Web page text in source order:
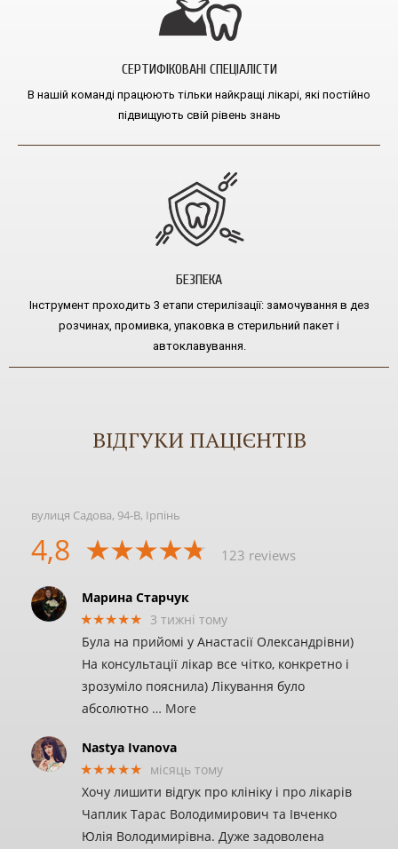
СЕРТИФІКОВАНІ СПЕЦІАЛІСТИ
В нашій команді працюють тільки найкращі лікарі, які постійно
підвищують свій рівень знань
БЕЗПЕКА
Інструмент проходить 3 етапи стерилізації: замочування в дез
розчинах, промивка, упаковка в стерильний пакет і
автоклавування.
ВІДГУКИ ПАЦІЄНТІВ
вулиця Садова, 94-В, Ірпінь
4,8 123 reviews
Марина Старчук
★★★★★
3 тижні тому
Була на прийомі у Анастасії Олександрівни)
На консультації лікар все чітко, конкретно і
зрозуміло пояснила) Лікування було
абсолютно … More
Nastya Ivanova
★★★★★
місяць тому
Хочу лишити відгук про клініку і про лікарів
Чаплик Тарас Володимирович та Івченко
Юлія Володимирівна. Дуже задоволена